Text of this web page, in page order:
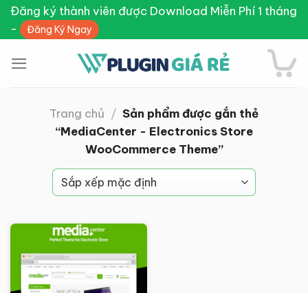
Skip
content
Đăng ký thành viên được Download Miễn Phí 1 tháng
-
Đăng Ký Ngay
Trang chủ / Sản phẩm được gắn thẻ
“MediaCenter - Electronics Store
WooCommerce Theme”
Giảm giá!